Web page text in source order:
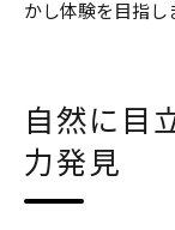
かし体験を目指し
自然に目
力発見